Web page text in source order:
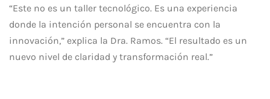
“Este no es un taller tecnológico. Es una experiencia
donde la intención personal se encuentra con la
innovación,” explica la Dra. Ramos. “El resultado es un
nuevo nivel de claridad y transformación real.”